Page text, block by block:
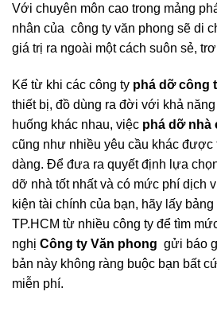
Với chuyên môn cao trong mảng
nhân của công ty văn phong sẽ di
giá trị ra ngoài một cách suôn sẻ,
Kể từ khi các công ty phá dỡ công
thiết bị, đồ dùng ra đời với khả
huống khác nhau, việc phá dỡ nhà
cũng như nhiều yêu cầu khác được
dàng. Để đưa ra quyết định lựa
dỡ nhà tốt nhất và có mức phí dịch
kiện tài chính của bạn, hãy lấy
TP.HCM từ nhiều công ty để tìm
nghị Công ty Văn phong gửi báo
bản này không ràng buộc bạn bất
miễn phí.